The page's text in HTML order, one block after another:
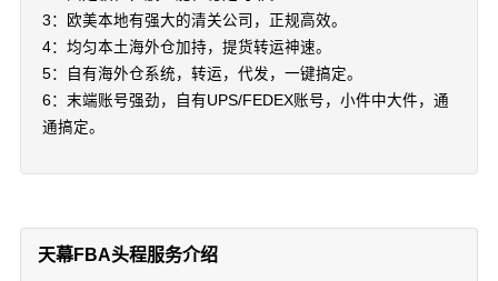
3：欧美本地有强大的清关公司，正规高效。
4：均匀本土海外仓加持，提货转运神速。
5：自有海外仓系统，转运，代发，一键搞定。
6：末端账号强劲，自有UPS/FEDEX账号，小件中大件，通
通搞定。
天幕FBA头程服务介绍